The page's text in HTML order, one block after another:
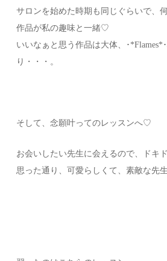
サロンを始めた時期も同じぐらいで、
作品が私の趣味と一緒♡
いいなぁと思う作品は大体、･*Flames*
り・・・。
そして、念願叶ってのレッスンへ♡
お会いしたい先生に会えるので、ドキ
思った通り、可愛らしくて、素敵な先